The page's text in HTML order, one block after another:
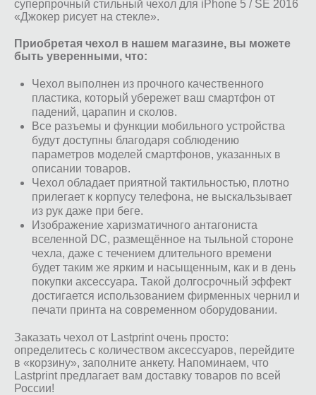
суперпрочный стильный чехол для iPhone 5 / SE 2016
«Джокер рисует на стекле».
Приобретая чехол в нашем магазине, вы можете
быть уверенными, что:
Чехол выполнен из прочного качественного
пластика, который убережет ваш смартфон от
падений, царапин и сколов.
Все разъемы и функции мобильного устройства
будут доступны благодаря соблюдению
параметров моделей смартфонов, указанных в
описании товаров.
Чехол обладает приятной тактильностью, плотно
прилегает к корпусу телефона, не выскальзывает
из рук даже при беге.
Изображение харизматичного антагониста
вселенной DC, размещённое на тыльной стороне
чехла, даже с течением длительного времени
будет таким же ярким и насыщенным, как и в день
покупки аксессуара. Такой долгосрочный эффект
достигается использованием фирменных чернил и
печати принта на современном оборудовании.
Заказать чехол от Lastprint очень просто:
определитесь с количеством аксессуаров, перейдите
в «корзину», заполните анкету. Напоминаем, что
Lastprint предлагает вам доставку товаров по всей
России!